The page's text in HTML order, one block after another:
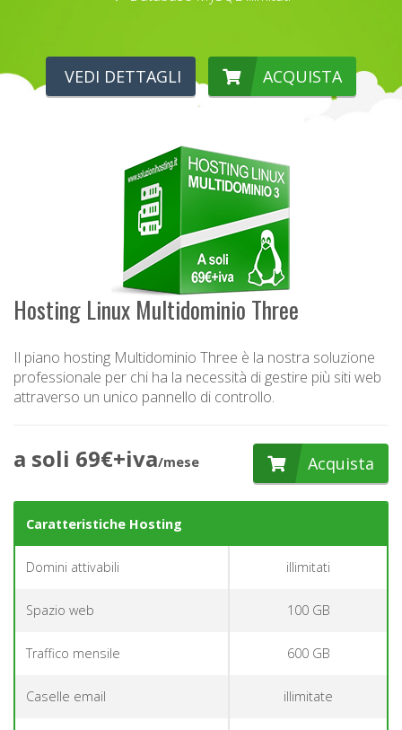
VEDI DETTAGLI ACQUISTA
Hosting Linux Multidominio Three
Il piano hosting Multidominio Three è la nostra soluzione
professionale per chi ha la necessità di gestire più siti web
attraverso un unico pannello di controllo.
a soli 69€+iva/mese Acquista
Caratteristiche Hosting
Domini attivabili illimitati
Spazio web 100 GB
Traffico mensile 600 GB
Caselle email illimitate